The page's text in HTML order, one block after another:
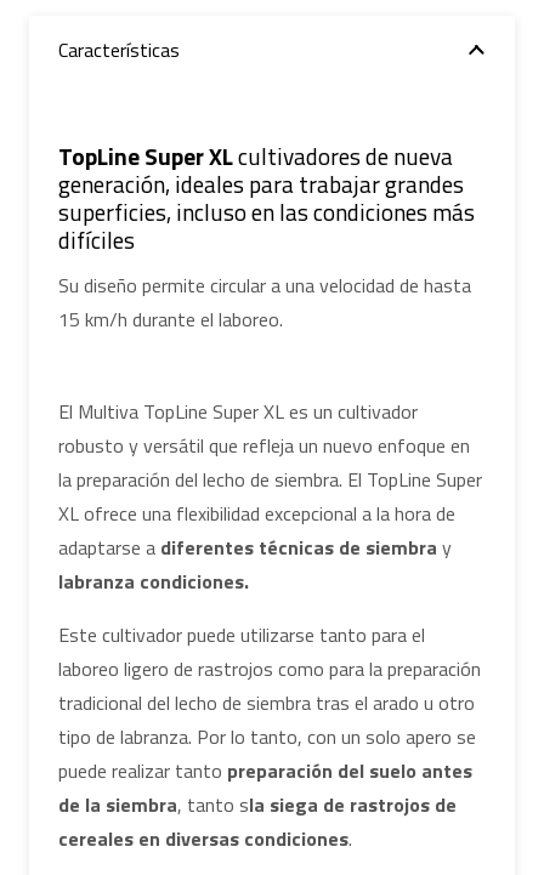
Características
TopLine Super XLcultivadores de nueva
generación, ideales para trabajar grandes
superficies, incluso en las condiciones más
difíciles
Su diseño permite circular a una velocidad de hasta
15 km/h durante el laboreo.
El Multiva TopLine Super XL es un cultivador
robusto y versátil que refleja un nuevo enfoque en
la preparación del lecho de siembra. El TopLine Super
XL ofrece una flexibilidad excepcional a la hora de
adaptarse a diferentes técnicas de siembra y
labranza condiciones.
Este cultivador puede utilizarse tanto para el
laboreo ligero de rastrojos como para la preparación
tradicional del lecho de siembra tras el arado u otro
tipo de labranza. Por lo tanto, con un solo apero se
puede realizar tanto preparación del suelo antes
de la siembra, tanto sla siega de rastrojos de
cereales en diversas condiciones.